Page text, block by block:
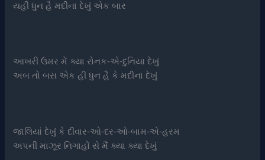
યહી ધુન હૈ મદીના દેખું એક બાર
આખરી ઉમર મેં ક્યા રોનક-એ-દુનિયા દેખું
અબ તો બસ એક હી ધુન હૈ કે મદીના દેખું
જાલિયાં દેખું કે દીવાર-ઓ-દર-ઓ-બામ-એ-હરમ
અપની માઝૂર નિગાહોં સે મૈં ક્યા ક્યા દેખું